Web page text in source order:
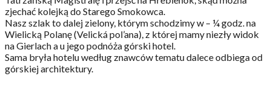
zjechać kolejką do Starego Smokowca.
Nasz szlak to dalej zielony, którym schodzimy w – ¼ godz. na
Wielicką Polanę (Velická pol’ana), z której mamy niezły widok
na Gierlach a u jego podnóża górski hotel.
Sama bryła hotelu według znawców tematu dalece odbiega od
górskiej architektury.